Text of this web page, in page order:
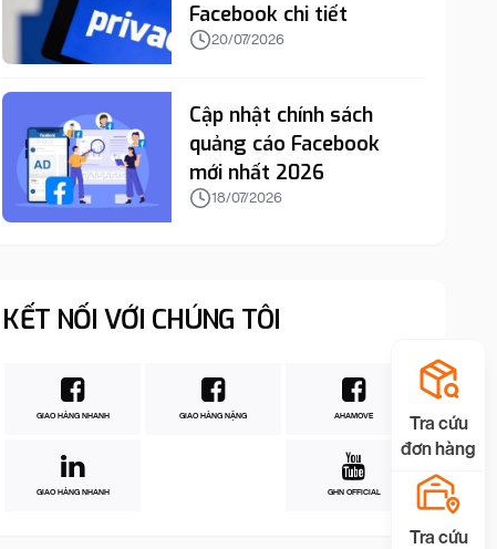
Facebook chi tiết
20/07/2026
Cập nhật chính sách
quảng cáo Facebook
mới nhất 2026
18/07/2026
KẾT NỐI VỚI CHÚNG TÔI
GIAO HÀNG NHANH GIAO HÀNG NẶNG AHAMOVE
GIAO HÀNG NHANH GHN OFFICIAL
Tra cứu
đơn hàng
Tra cứu